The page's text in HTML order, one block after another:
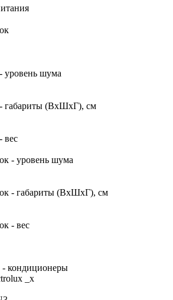
шума
габариты (ВхШхГ), см
вес
- уровень шума
- габариты (ВхШхГ), см
- вес
- кондиционеры
_x